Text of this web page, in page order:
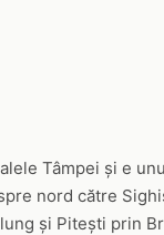
Tâmpei și e
nord către
și Pitești prin